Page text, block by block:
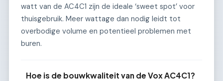
watt van de AC4C1 zijn de ideale ‘sweet spot’ voor
thuisgebruik. Meer wattage dan nodig leidt tot
overbodige volume en potentieel problemen met
buren.
Hoe is de bouwkwaliteit van de Vox AC4C1?